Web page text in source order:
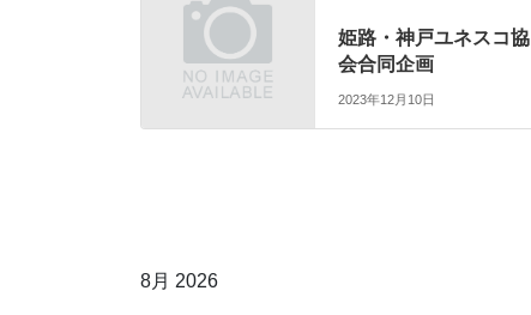
姫路・神戸ユネスコ協
会合同企画
2023年12月10日
8月 2026